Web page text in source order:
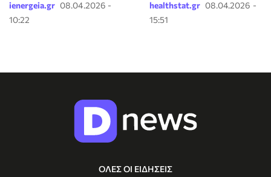
ienergeia.gr 08.04.2026 -
10:22
healthstat.gr 08.04.2026 -
15:51
ΟΛΕΣ ΟΙ ΕΙΔΗΣΕΙΣ